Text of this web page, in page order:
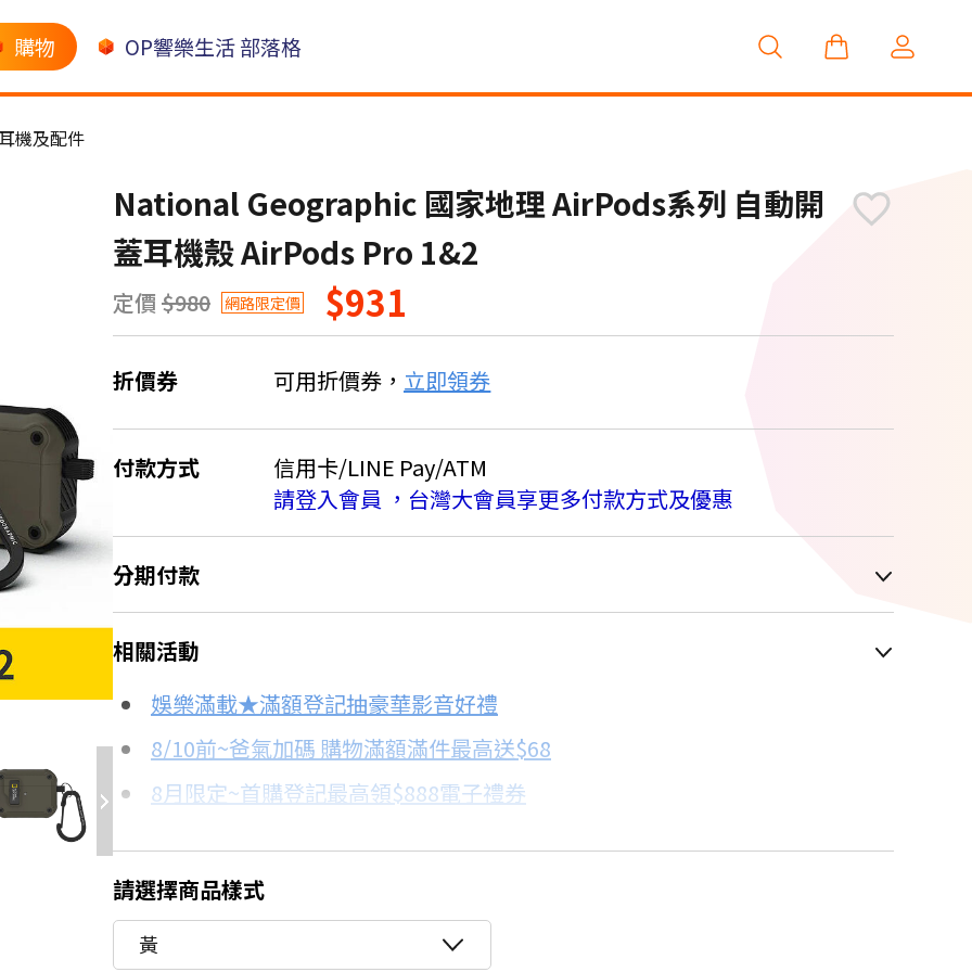
購物 OP響樂生活 部落格
機及配件
National Geographic 國家地理 AirPods系列 自動開
蓋耳機殼 AirPods Pro 1&2
定價 $980 網路限定價 $931
折價券 可用折價券， 立即領券
付款方式
信用卡/LINE Pay/ATM
請登入會員 ，台灣大會員享更多付款方式及優惠
分期付款
＊實際可分期數、適用利率，請以購物車顯示為主
信用卡分期
分期數
3期
12期
每期金額
$332
$83
配合銀行/業者
18家銀行/業者
18家銀行/業者
相關活動
娛樂滿載★滿額登記抽豪華影音好禮
8/10前~爸氣加碼 購物滿額滿件最高送$68
8月限定~首購登記最高領$888電子禮券
8/15前~指定購物滿額最高回饋25%
更多信用卡分期0利率滿額享回饋
請選擇商品樣式
黃